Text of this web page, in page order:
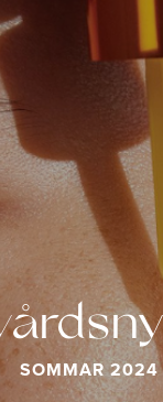
SOMMAR 2024